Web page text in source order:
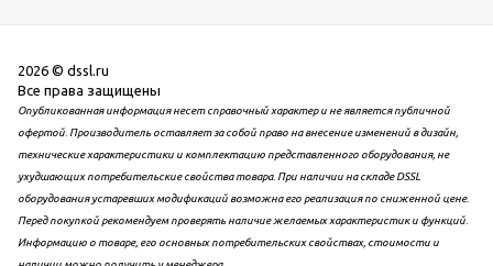
2026 © dssl.ru
Все права защищены
Опубликованная информация несет справочный характер и не является публичной
офертой. Производитель оставляет за собой право на внесение изменений в дизайн,
технические характеристики и комплектацию представленного оборудования, не
ухудшающих потребительские свойства товара. При наличии на складе DSSL
оборудования устаревших модификаций возможна его реализация по сниженной цене.
Перед покупкой рекомендуем проверять наличие желаемых характеристик и функций.
Информацию о товаре, его основных потребительских свойствах, стоимости и